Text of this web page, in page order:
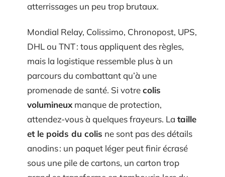
atterrissages un peu trop brutaux.
Mondial Relay, Colissimo, Chronopost, UPS,
DHL ou TNT : tous appliquent des règles,
mais la logistique ressemble plus à un
parcours du combattant qu’à une
promenade de santé. Si votrecolis
volumineux manque de protection,
attendez-vous à quelques frayeurs. La taille
et le poids du colis ne sont pas des détails
anodins : un paquet léger peut finir écrasé
sous une pile de cartons, un carton trop